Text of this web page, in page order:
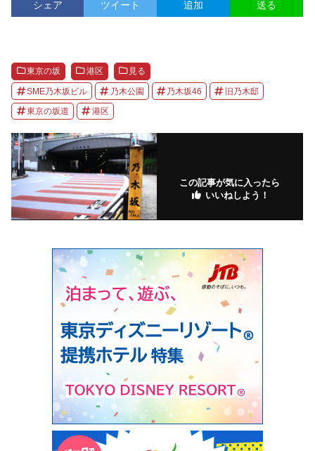
シェア ツイート 追加 送る
東京の坂 港区 見る
SME乃木坂ビル 乃木公園 乃木坂46 旧乃木邸
東京の坂道 港区
この記事が気に入ったら
いいねしよう！